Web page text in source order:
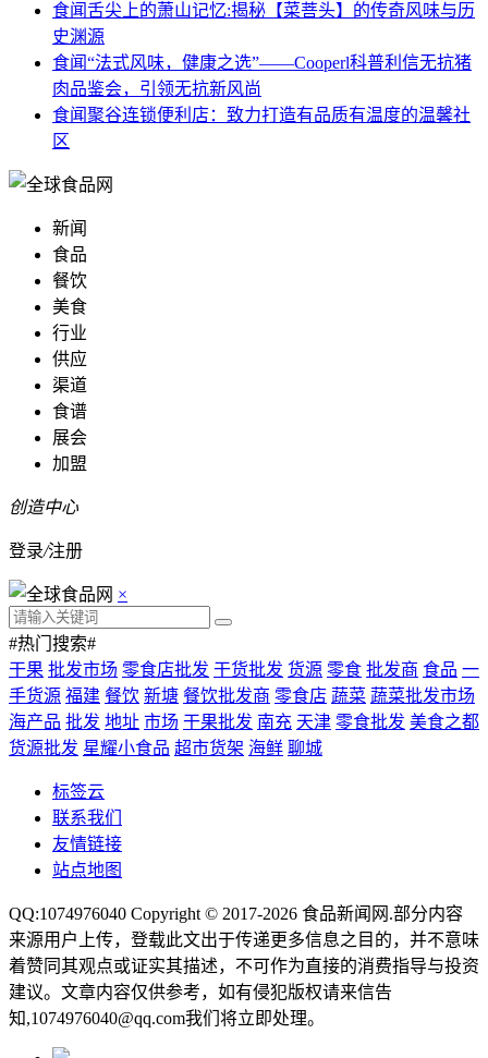
食闻舌尖上的萧山记忆:揭秘【菜菩头】的传奇风味与历
史渊源
食闻“法式风味，健康之选”——Cooperl科普利信无抗猪
肉品鉴会，引领无抗新风尚
食闻聚谷连锁便利店：致力打造有品质有温度的温馨社
区
新闻
食品
餐饮
美食
行业
供应
渠道
食谱
展会
加盟
创造中心
登录/注册
×
#热门搜索#
干果 批发市场 零食店批发 干货批发 货源 零食 批发商 食品 一
手货源 福建 餐饮 新塘 餐饮批发商 零食店 蔬菜 蔬菜批发市场
海产品 批发 地址 市场 干果批发 南充 天津 零食批发 美食之都
货源批发 星耀小食品 超市货架 海鲜 聊城
标签云
联系我们
友情链接
站点地图
QQ:1074976040 Copyright © 2017-2026 食品新闻网 .部分内容
来源用户上传，登载此文出于传递更多信息之目的，并不意味
着赞同其观点或证实其描述，不可作为直接的消费指导与投资
建议。文章内容仅供参考，如有侵犯版权请来信告
知,1074976040@qq.com我们将立即处理。